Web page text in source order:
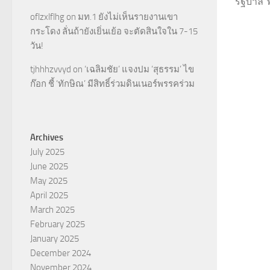
oflzxlflhg on มท.1 ยังไม่เห็นรายงานเขา
กระโดง ลั่นถ้ายังเยิ่นเย้อ จะตัดสินใจใน 7-15
วัน!
tjhhhzvvyd on ‘เฉลิมชัย’ แจงปม ‘สุธรรม’ ไข
ก๊อก ชี้ ‘ทักษิณ’ มีสิทธิ์ร่วมดินเนอร์พรรคร่วม
Archives
July 2025
June 2025
May 2025
April 2025
March 2025
February 2025
January 2025
December 2024
November 2024